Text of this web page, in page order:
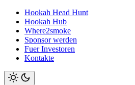
Hookah Head Hunt
Hookah Hub
Where2smoke
Sponsor werden
Fuer Investoren
Kontakte